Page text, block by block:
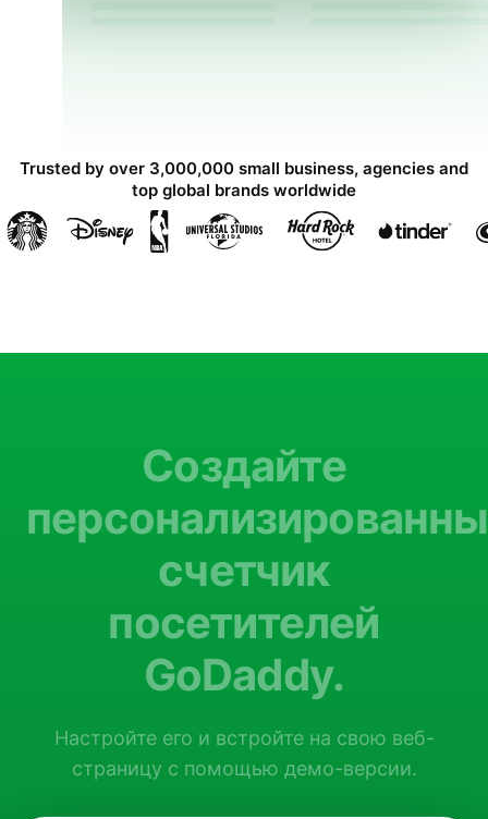
Trusted by over 3,000,000 small business, agencies and
top global brands worldwide
Создайте
счетчик
посетителей
GoDaddy.
Настройте его и встройте на свою веб-
страницу с помощью демо-версии.